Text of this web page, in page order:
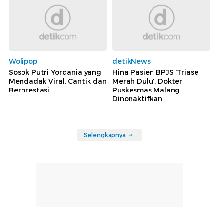
Wolipop
Sosok Putri Yordania yang
Mendadak Viral, Cantik dan
Berprestasi
detikNews
Hina Pasien BPJS 'Triase
Merah Dulu', Dokter
Puskesmas Malang
Dinonaktifkan
Selengkapnya